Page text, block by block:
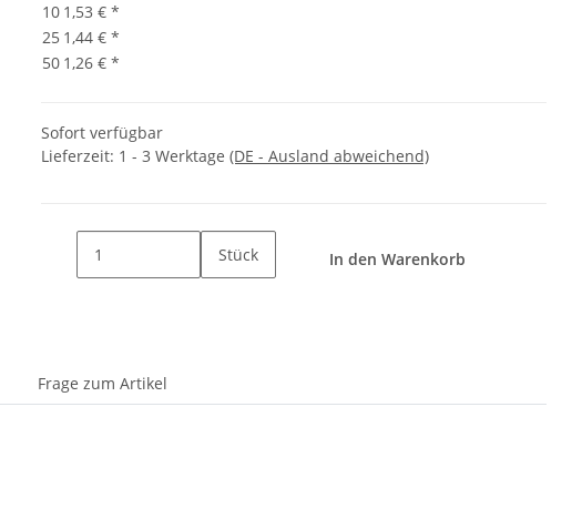
10 1,53 € *
25 1,44 € *
50 1,26 € *
Sofort verfügbar
Lieferzeit: 1 - 3 Werktage (DE - Ausland abweichend)
Stück In den Warenkorb
Frage zum Artikel